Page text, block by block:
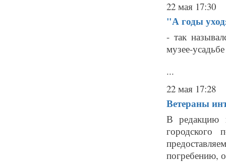
22 мая 17:30
"А годы
- так
музее-
...
22 мая 17:28
Ветераны
В редакцию
городского
погребению,